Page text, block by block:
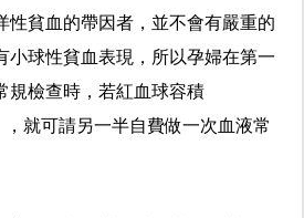
性貧血的帶因者，並不會有嚴重的
小球性貧血表現，所以孕婦在第一
規檢查時，若紅血球容積
，就可請另一半自費做一次血液常